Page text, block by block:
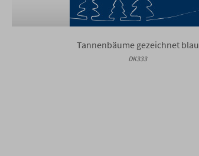
Tannenbäume gezeichnet blau
DK333